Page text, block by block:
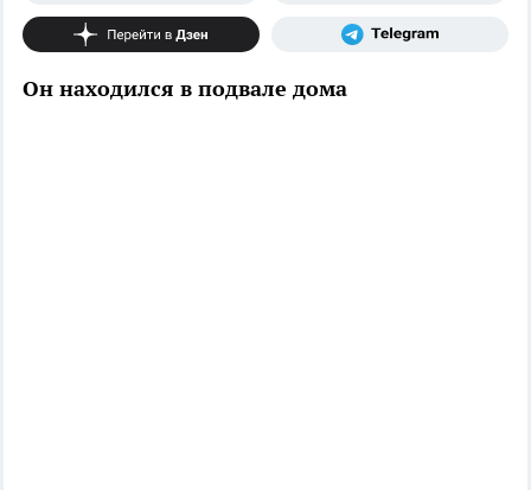
Он находился в подвале дома